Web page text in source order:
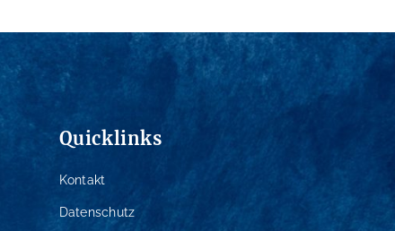
Quicklinks
Kontakt
Datenschutz